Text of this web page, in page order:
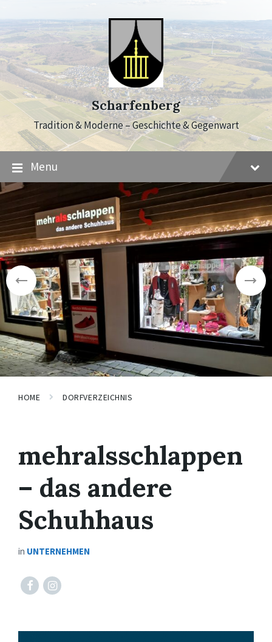
content
main
navigation
footer
Scharfenberg
Tradition & Moderne – Geschichte & Gegenwart
Menu
HOME DORFVERZEICHNIS
mehralsschlappen
– das andere
Schuhhaus
in UNTERNEHMEN
FacebookInstagram